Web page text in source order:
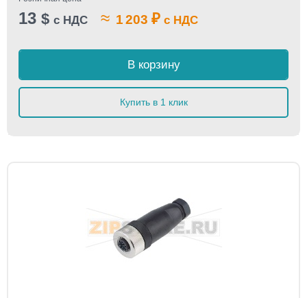
13 $ с НДС ≈ 1 203 ₽ с НДС
В корзину
Купить в 1 клик